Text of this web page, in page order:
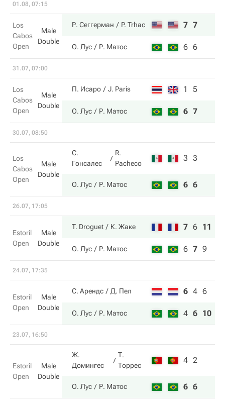
01.08, 07:15
Los
Cabos
Open
Male
Double
Р. Сеггерман P. Trhac 7 7
О. Лус Р. Матос 6 6
31.07, 07:00
Los
Cabos
Open
Male
Double
П. Исаро J. Paris 1 5
О. Лус Р. Матос 6 7
30.07, 08:50
Los
Cabos
Open
Male
Double
С.
Гонсалес
R.
Pacheco
3 3
О. Лус Р. Матос 6 6
26.07, 17:05
Estoril
Open
Male
Double
T. Droguet К. Жаке 7 6 11
О. Лус Р. Матос 6 7 9
24.07, 17:35
Estoril
Open
Male
Double
С. Арендс Д. Пел 6 4 6
О. Лус Р. Матос 4 6 10
23.07, 16:50
Estoril
Open
Male
Double
Ж.
Домингес
Т.
Торрес
4 2
О. Лус Р. Матос 6 6